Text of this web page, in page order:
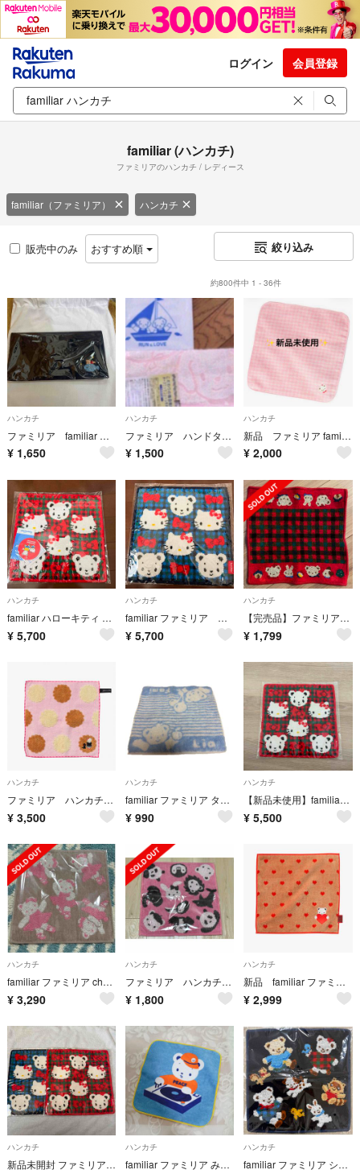
ログイン 会員登録
familiar (ハンカチ)
ファミリアのハンカチ / レディース
familiar（ファミリア） ハンカチ
販売中のみ おすすめ順 絞り込み
約800件中 1 - 36件
ハンカチ
ファミリア familiar タオルハンカチ 星座 未使用品 送料込み
¥ 1,650
ハンカチ
ファミリア ハンドタオル 池田泉州銀行
¥ 1,500
ハンカチ
新品 ファミリア familiar ミニタオルハンカチ ピンク チェック柄 クマ刺繍
¥ 2,000
ハンカチ
familiar ハローキティ コラボ ハンカチ タオル
¥ 5,700
ハンカチ
familiar ファミリア キティ タオルハンカチ
¥ 5,700
ハンカチ
【完売品】ファミリア ハンカチ シェニール織 ファミリアチェック 赤系チェック familiar
¥ 1,799
ハンカチ
ファミリア ハンカチ〈Maman et Fille × familiar〉
¥ 3,500
ハンカチ
familiar ファミリア タオルハンカチ ブルー ホワイト
¥ 990
ハンカチ
【新品未使用】familiar×ハローキティ タオルハンカチ
¥ 5,500
ハンカチ
familiar ファミリア chacott チャコット タオル ハンカチ
¥ 3,290
ハンカチ
ファミリア ハンカチ アドベンチャーワールド コラボ
¥ 1,800
ハンカチ
新品 familiar ファミリア タオルハンカチ ハート くま 赤 新品 ファミちゃん
¥ 2,999
ハンカチ
新品未開封 ファミリア タオルハンカチ〈ハローキティ × familiar〉
ハンカチ
familiar ファミリア みらい百貨店 DJファミちゃん ミニタオルハンカチ
ハンカチ
familiar ファミリア シェニール織 ハンカチ 新品 未開封